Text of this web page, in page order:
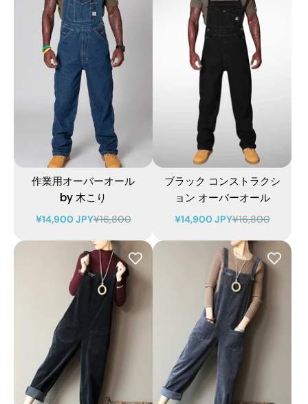
作業用オーバーオール
by 木こり
¥14,900 JPY¥16,800
ブラック コンストラクシ
ョン オーバーオール
¥14,900 JPY¥16,800